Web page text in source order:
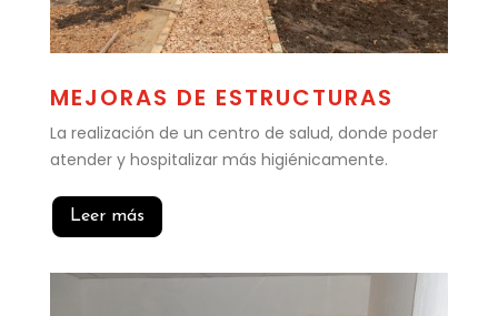
MEJORAS DE ESTRUCTURAS
La realización de un centro de salud, donde poder
atender y hospitalizar más higiénicamente.
Leer más